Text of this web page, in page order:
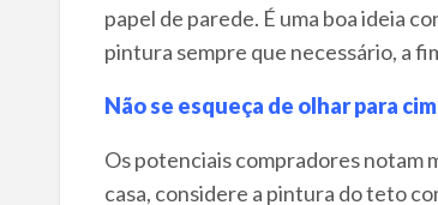
papel de parede. É uma boa ideia
pintura sempre que necessário, a
Não se esqueça de olhar para
Os potenciais compradores notam
casa, considere a pintura do teto